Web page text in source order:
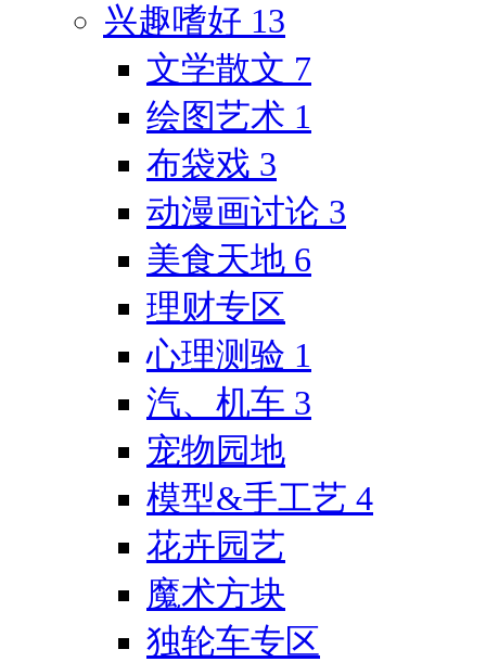
兴趣嗜好 13
文学散文 7
绘图艺术 1
布袋戏 3
动漫画讨论 3
美食天地 6
理财专区
心理测验 1
汽、机车 3
宠物园地
模型&手工艺 4
花卉园艺
魔术方块
独轮车专区